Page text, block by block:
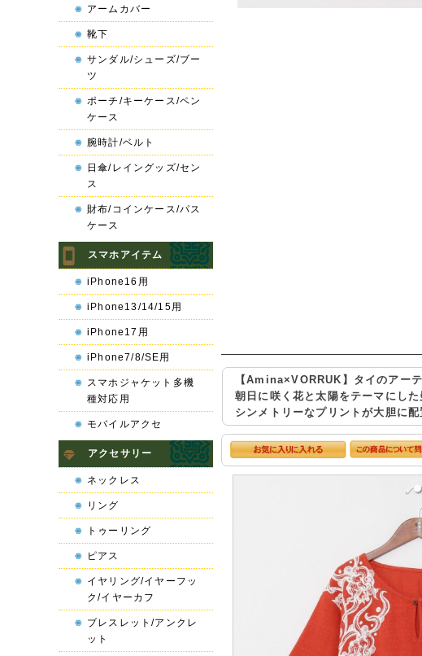
【Amina×VORRUK】タイのアー
朝日に咲く花と太陽をテーマにし
シンメトリーなプリントが大胆に
アームカバー
靴下
サンダル/シューズ/ブー
ツ
ポーチ/キーケース/ペン
ケース
腕時計/ベルト
日傘/レイングッズ/セン
ス
財布/コインケース/パス
ケース
スマホアイテム
iPhone16用
iPhone13/14/15用
iPhone17用
iPhone7/8/SE用
スマホジャケット多機
種対応用
モバイルアクセ
アクセサリー
ネックレス
リング
トゥーリング
ピアス
イヤリング/イヤーフッ
ク/イヤーカフ
ブレスレット/アンクレ
ット